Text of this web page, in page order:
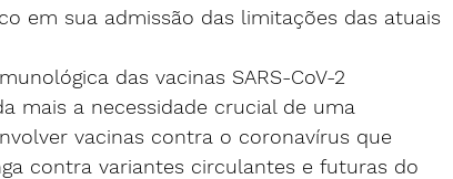
em sua admissão das limitações das atuais
das vacinas SARS-CoV-2
mais a necessidade crucial de uma
vacinas contra o coronavírus que
contra variantes circulantes e futuras do